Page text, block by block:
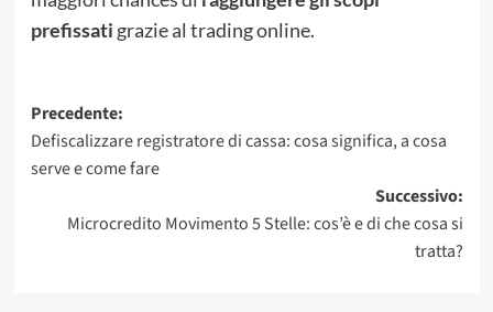
prefissati grazie al trading online.
Navigazione
articolo
Precedente:
Defiscalizzare registratore di cassa: cosa significa, a cosa
serve e come fare
Successivo:
Microcredito Movimento 5 Stelle: cos’è e di che cosa si
tratta?